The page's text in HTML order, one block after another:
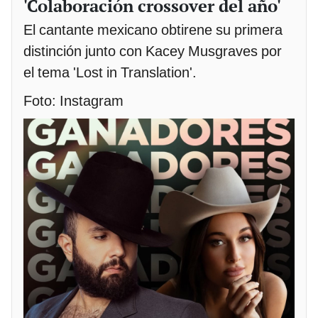
'Colaboración crossover del año'
El cantante mexicano obtirene su primera
distinción junto con Kacey Musgraves por
el tema 'Lost in Translation'.
Foto: Instagram